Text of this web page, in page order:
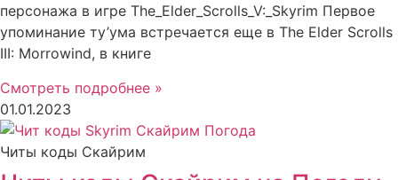
персонажа в игре The_Elder_Scrolls_V:_Skyrim Первое
упоминание ту’ума встречается еще в The Elder Scrolls
III: Morrowind, в книге
Смотреть подробнее »
01.01.2023
Читы коды Скайрим